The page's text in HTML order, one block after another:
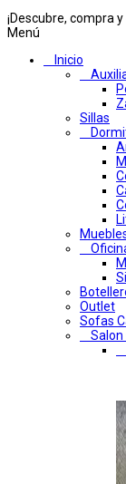
¡Descubre, compra
Menú
Inicio
Sillas
Outlet
Sofas